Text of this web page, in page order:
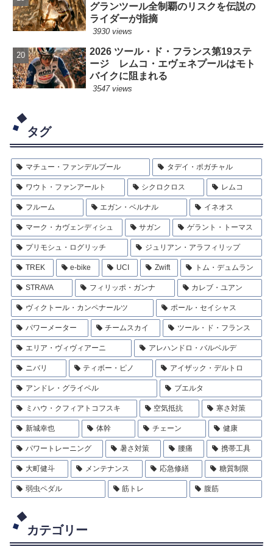
グランツール全制覇のリスクを伝説の
ライダーが指摘
3930 views
2026 ツール・ド・フランス第19ステ
ージ レムコ・エヴェネプールはモト
バイクに阻まれる
3547 views
タグ
マチュー・ファンデルプール タデイ・ポガチャル
ワウト・ファンアールト シクロクロス レムコ
フルーム エガン・ベルナル イネオス
マーク・カヴェンディシュ サガン ゲラント・トーマス
プリモシュ・ログリッチ ジュリアン・アラフィリップ
TREK e-bike UCI Zwift トム・デュムラン
STRAVA フィリッポ・ガンナ カレブ・ユアン
ヴィクトール・カンペナールツ ポール・セイシャス
パワーメーター チームスカイ ツール・ド・フランス
エリア・ヴィヴィアーニ アレハンドロ・バルベルデ
ニバリ ティボー・ピノ アイザック・デルトロ
アンドレ・グライペル ブエルタ
ミハウ・クフィアトコフスキ 空気抵抗 寒さ対策
新城幸也 体幹 チェーン 健康
パワートレーニング 暑さ対策 腰痛 携帯工具
大町健斗 メンテナンス 応急修繕 糖質制限
弱虫ペダル 筋トレ 腹筋
カテゴリー